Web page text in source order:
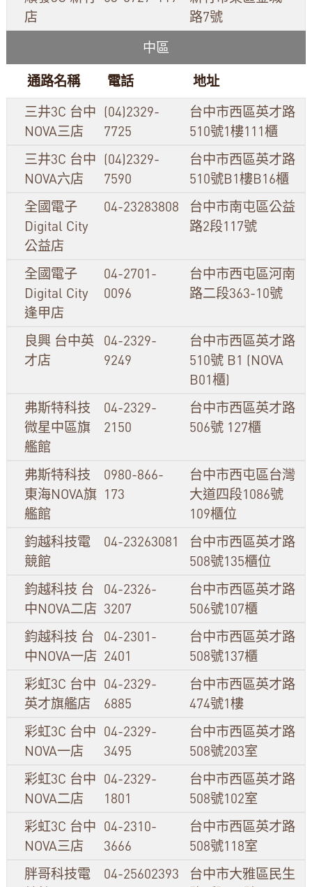
店
路7號
中區
通路名稱
電話
地址
三井3C 台中
NOVA三店
(04)2329-
7725
台中市西區英才路
510號1樓111櫃
三井3C 台中
NOVA六店
(04)2329-
7590
台中市西區英才路
510號B1樓B16櫃
全國電子
Digital City
公益店
04-23283808
台中市南屯區公益
路2段117號
全國電子
Digital City
逢甲店
04-2701-
0096
台中市西屯區河南
路二段363-10號
良興 台中英
才店
04-2329-
9249
台中市西區英才路
510號 B1 (NOVA
B01櫃)
弗斯特科技
微星中區旗
艦館
04-2329-
2150
台中市西區英才路
506號 127櫃
弗斯特科技
東海NOVA旗
艦館
0980-866-
173
台中市西屯區台灣
大道四段1086號
109櫃位
鈞越科技電
競館
04-23263081
台中市西區英才路
508號135櫃位
鈞越科技 台
中NOVA二店
04-2326-
3207
台中市西區英才路
506號107櫃
鈞越科技 台
中NOVA一店
04-2301-
2401
台中市西區英才路
508號137櫃
彩虹3C 台中
英才旗艦店
04-2329-
6885
台中市西區英才路
474號1樓
彩虹3C 台中
NOVA一店
04-2329-
3495
台中市西區英才路
508號203室
彩虹3C 台中
NOVA二店
04-2329-
1801
台中市西區英才路
508號102室
彩虹3C 台中
NOVA三店
04-2310-
3666
台中市西區英才路
508號118室
胖哥科技電
04-25602393
台中市大雅區民生